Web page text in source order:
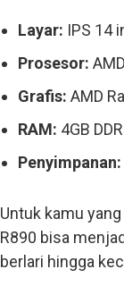
Layar: IPS 14
Prosesor:
Grafis: AMD
RAM: 4GB
Penyimpanan:
Untuk kamu
R890 bisa
berlari hingga